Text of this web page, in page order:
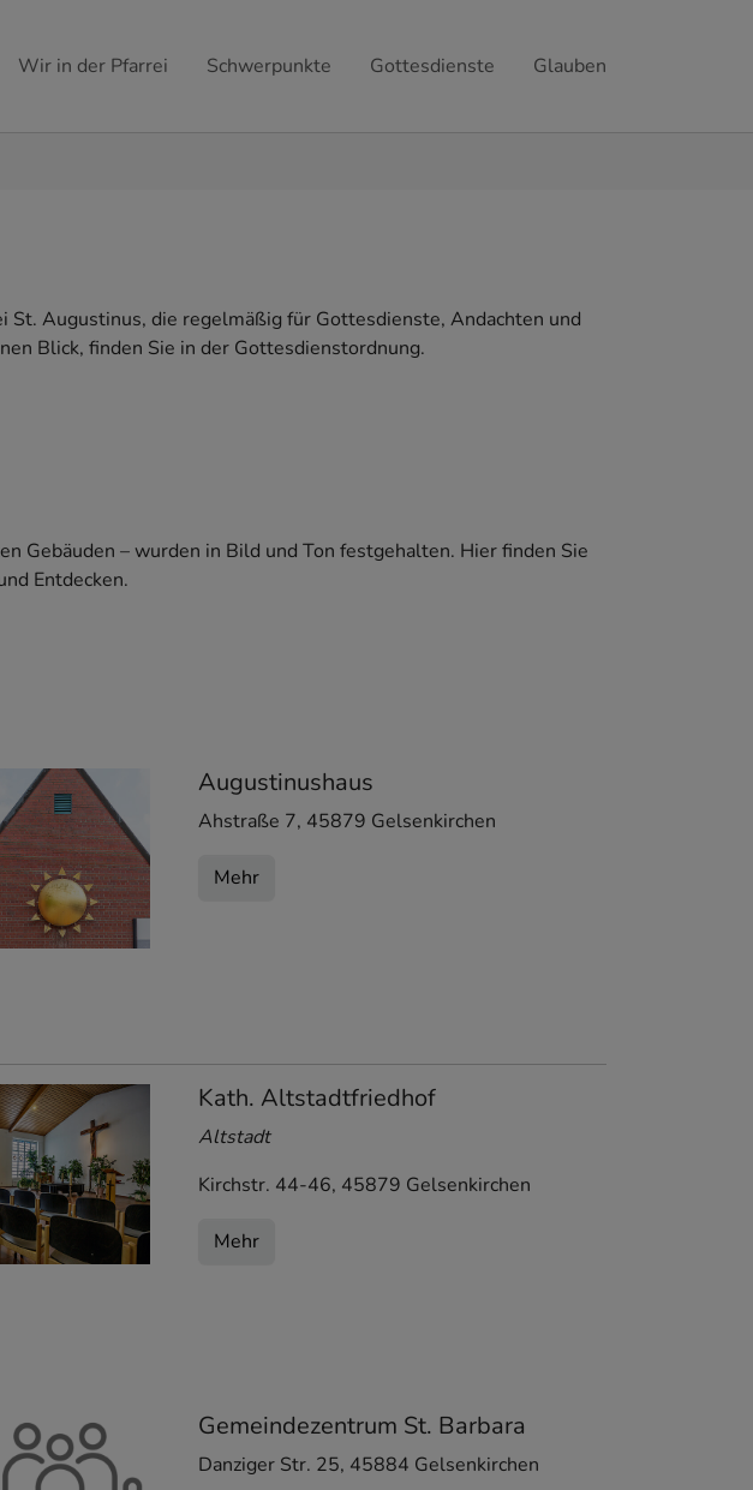
Wir in der Pfarrei Schwerpunkte Gottesdienste Glauben
Augustinus, die regelmäßig für Gottesdienste, Andachten und
Blick, finden Sie in der Gottesdienstordnung.
Gebäuden – wurden in Bild und Ton festgehalten. Hier finden Sie
Entdecken.
Augustinushaus
Ahstraße 7, 45879 Gelsenkirchen
Mehr
Kath. Altstadtfriedhof
Altstadt
Kirchstr. 44-46, 45879 Gelsenkirchen
Mehr
Gemeindezentrum St. Barbara
Danziger Str. 25, 45884 Gelsenkirchen